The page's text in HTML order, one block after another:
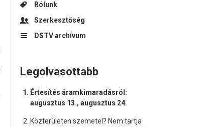
Rólunk
Szerkesztőség
DSTV archívum
Legolvasottabb
Értesítés áramkimaradásról:
augusztus 13., augusztus 24.
Közterületen szemetel? Nem tartja